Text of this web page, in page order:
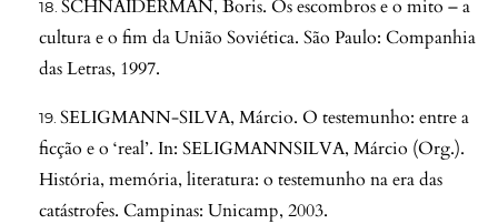
SCHNAIDERMAN, Boris. Os escombros e o mito – a
cultura e o fim da União Soviética. São Paulo: Companhia
das Letras, 1997.
SELIGMANN-SILVA, Márcio. O testemunho: entre a
ficção e o ‘real’. In: SELIGMANNSILVA, Márcio (Org.).
História, memória, literatura: o testemunho na era das
catástrofes. Campinas: Unicamp, 2003.